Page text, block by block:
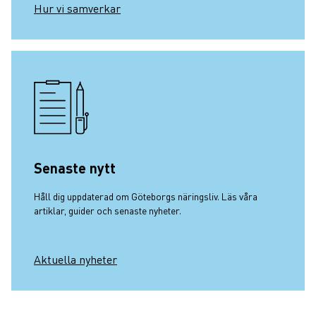
Hur vi samverkar
Senaste nytt
Håll dig uppdaterad om Göteborgs näringsliv. Läs våra
artiklar, guider och senaste nyheter.
Aktuella nyheter